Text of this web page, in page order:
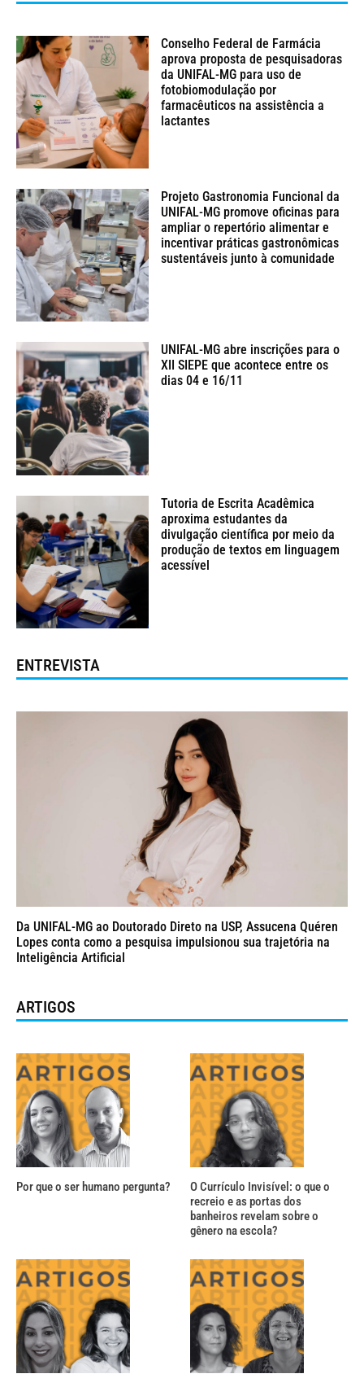
Conselho Federal de Farmácia
aprova proposta de pesquisadoras
da UNIFAL-MG para uso de
fotobiomodulação por
farmacêuticos na assistência a
lactantes
Projeto Gastronomia Funcional da
UNIFAL-MG promove oficinas para
ampliar o repertório alimentar e
incentivar práticas gastronômicas
sustentáveis junto à comunidade
UNIFAL-MG abre inscrições para o
XII SIEPE que acontece entre os
dias 04 e 16/11
Tutoria de Escrita Acadêmica
aproxima estudantes da
divulgação científica por meio da
produção de textos em linguagem
acessível
ENTREVISTA
Da UNIFAL-MG ao Doutorado Direto na USP, Assucena Quéren
Lopes conta como a pesquisa impulsionou sua trajetória na
Inteligência Artificial
ARTIGOS
Por que o ser humano pergunta?
O Currículo Invisível: o que o
recreio e as portas dos
banheiros revelam sobre o
gênero na escola?